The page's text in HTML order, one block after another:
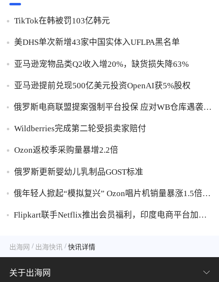
TikTok在韩被罚103亿韩元
美DHS单次新增43家中国实体入UFLPA黑名单
亚马逊宠物品类Q2收入增20%，缺货损失降63%
亚马逊提前兑现500亿美元投资OpenAI获5%股权
俄罗斯电商联盟提案强制平台投保 应对WB仓库遇袭卖
Wildberries完成第二轮受损卖家赔付
Ozon返校季采购量暴增2.2倍
俄罗斯更新婴幼儿乳制品GOST标准
俄年轻人掀起“模拟复兴” Ozon唱片机销量暴涨1.5倍黑
Flipkart联手Netflix推出会员福利，印度电商平台加码
出海网 / 出海快讯 / 快讯详情
关于出海网